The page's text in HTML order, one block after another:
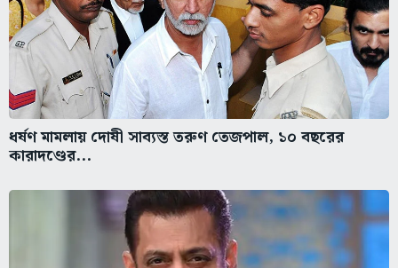
ধর্ষণ মামলায় দোষী সাব্যস্ত তরুণ তেজপাল, ১০ বছরের
কারাদণ্ডের...